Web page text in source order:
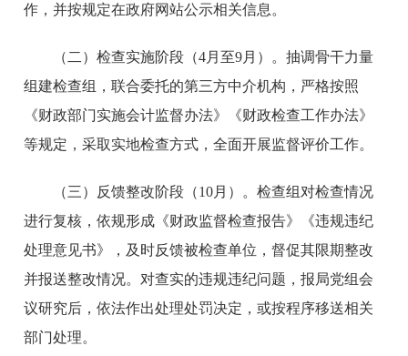
作，并按规定在政府网站公示相关信息。
（二）检查实施阶段（4月至9月）。抽调骨干力量
组建检查组，联合委托的第三方中介机构，严格按照
《财政部门实施会计监督办法》《财政检查工作办法》
等规定，采取实地检查方式，全面开展监督评价工作。
（三）反馈整改阶段（10月）。检查组对检查情况
进行复核，依规形成《财政监督检查报告》《违规违纪
处理意见书》，及时反馈被检查单位，督促其限期整改
并报送整改情况。对查实的违规违纪问题，报局党组会
议研究后，依法作出处理处罚决定，或按程序移送相关
部门处理。